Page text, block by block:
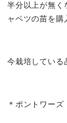
半分以上が無く
ャベツの苗を購
今栽培している
＊ポントワーズ